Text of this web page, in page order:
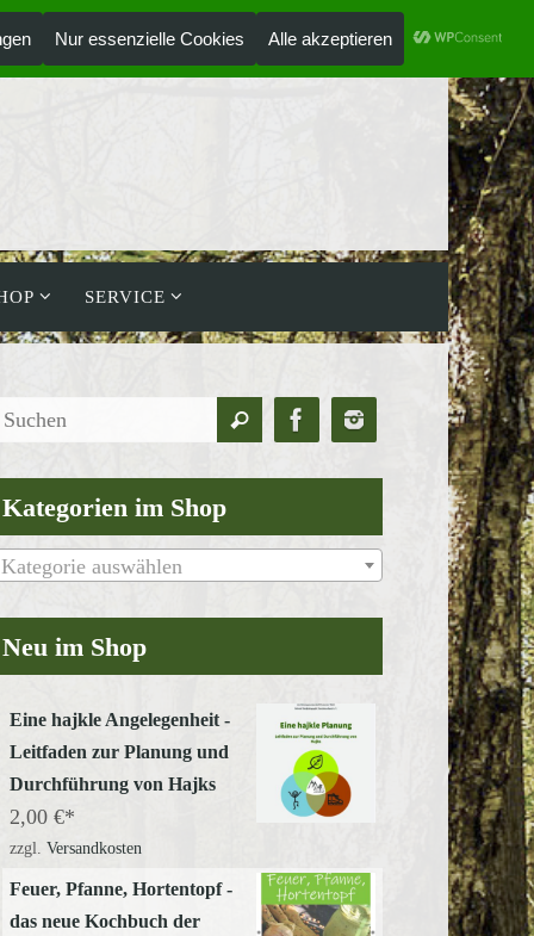
SERVICE
Suchen
nach:
Suchen
Kategorien im Shop
Kategorie auswählen
Neu im Shop
Eine hajkle Angelegenheit -
Leitfaden zur Planung und
Durchführung von Hajks
2,00 €
zzgl. Versandkosten
Feuer, Pfanne, Hortentopf -
das neue Kochbuch der